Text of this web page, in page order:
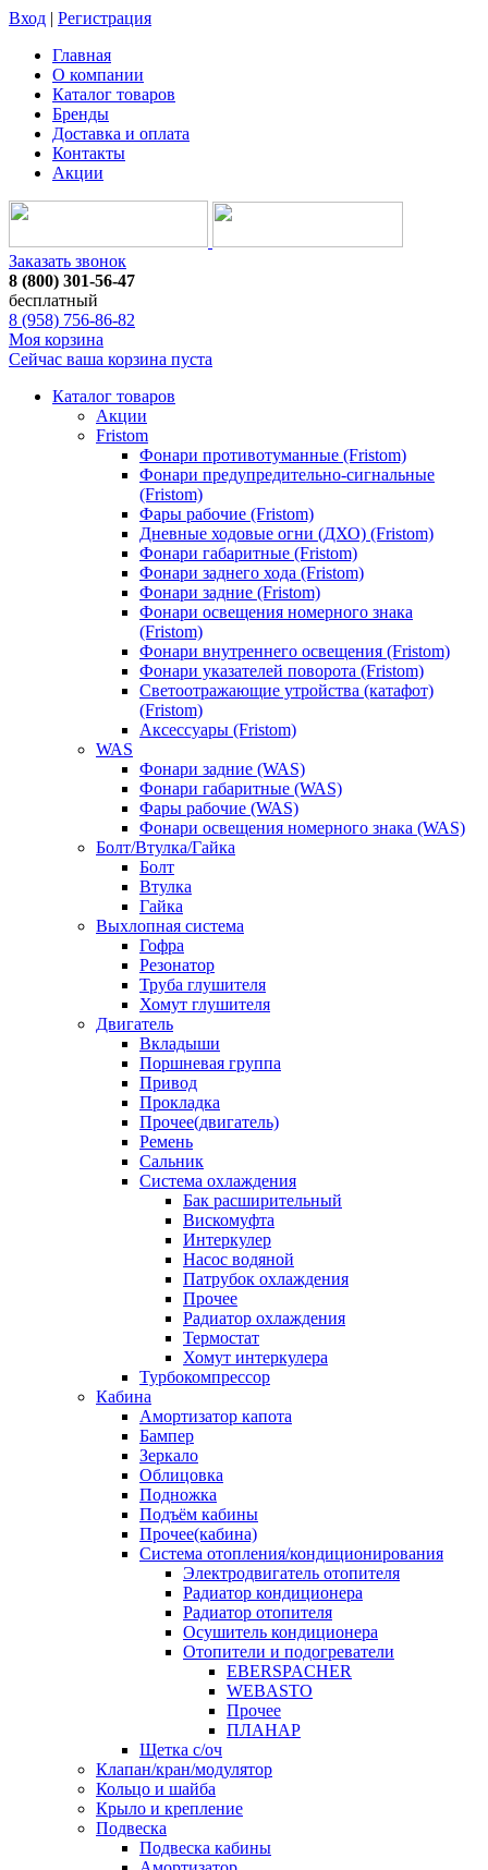
Вход | Регистрация
Главная
О компании
Каталог товаров
Бренды
Доставка и оплата
Контакты
Акции
Заказать звонок
8 (800) 301-56-47
бесплатный
8 (958) 756-86-82
Моя корзина
Сейчас ваша корзина пуста
Каталог товаров
Акции
Fristom
Фонари противотуманные (Fristom)
Фонари предупредительно-сигнальные
(Fristom)
Фары рабочие (Fristom)
Дневные ходовые огни (ДХО) (Fristom)
Фонари габаритные (Fristom)
Фонари заднего хода (Fristom)
Фонари задние (Fristom)
Фонари освещения номерного знака
(Fristom)
Фонари внутреннего освещения (Fristom)
Фонари указателей поворота (Fristom)
Светоотражающие утройства (катафот)
(Fristom)
Аксессуары (Fristom)
WAS
Фонари задние (WAS)
Фонари габаритные (WAS)
Фары рабочие (WAS)
Фонари освещения номерного знака (WAS)
Болт/Втулка/Гайка
Болт
Втулка
Гайка
Выхлопная система
Гофра
Резонатор
Труба глушителя
Хомут глушителя
Двигатель
Вкладыши
Поршневая группа
Привод
Прокладка
Прочее(двигатель)
Ремень
Сальник
Система охлаждения
Бак расширительный
Вискомуфта
Интеркулер
Насос водяной
Патрубок охлаждения
Прочее
Радиатор охлаждения
Термостат
Хомут интеркулера
Турбокомпрессор
Кабина
Амортизатор капота
Бампер
Зеркало
Облицовка
Подножка
Подъём кабины
Прочее(кабина)
Система отопления/кондиционирования
Электродвигатель отопителя
Радиатор кондиционера
Радиатор отопителя
Осушитель кондиционера
Отопители и подогреватели
EBERSPACHER
WEBASTO
Прочее
ПЛАНАР
Щетка с/оч
Клапан/кран/модулятор
Кольцо и шайба
Крыло и крепление
Подвеска
Подвеска кабины